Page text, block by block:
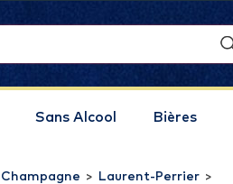
Sans Alcool Bières
Champagne > Laurent-Perrier >